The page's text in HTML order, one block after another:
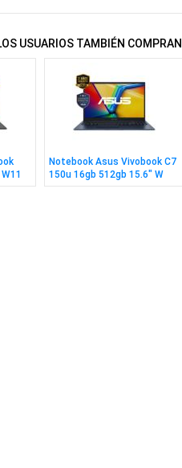
USUARIOS TAMBIÉN COMPRAN
Notebook Asus Vivobook C7
150u 16gb 512gb 15.6" W